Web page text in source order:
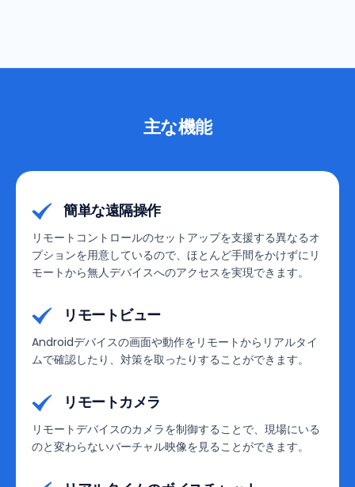
主な機能
簡単な遠隔操作
リモートコントロールのセットアップを支援する異なるオ
プションを用意しているので、ほとんど手間をかけずにリ
モートから無人デバイスへのアクセスを実現できます。
リモートビュー
Androidデバイスの画面や動作をリモートからリアルタイ
ムで確認したり、対策を取ったりすることができます。
リモートカメラ
リモートデバイスのカメラを制御することで、現場にいる
のと変わらないバーチャル映像を見ることができます。